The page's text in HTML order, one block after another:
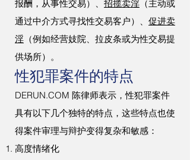
报酬，从事性交易）、 招揽卖淫 （主动或
通过中介方式寻找性交易客户）、 促进卖
淫 （例如经营妓院、拉皮条或为性交易提
供场所）。
性犯罪案件的特点
DERUN.COM 陈律师表示，性犯罪案件
具有以下几个独特的特点，这些特点也使
得案件审理与辩护变得复杂和敏感：
高度情绪化